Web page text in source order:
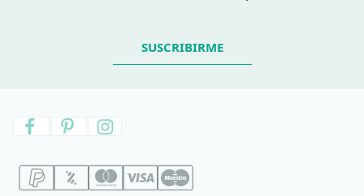
SUSCRIBIRME